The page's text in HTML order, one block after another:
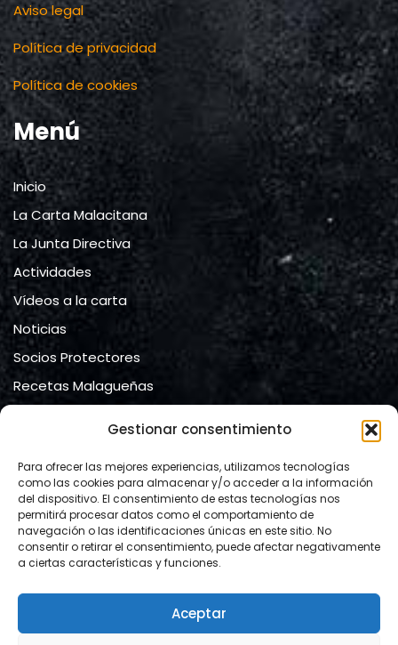
Gestionar consentimiento
Para ofrecer las mejores experiencias, utilizamos tecnologías
como las cookies para almacenar y/o acceder a la información
del dispositivo. El consentimiento de estas tecnologías nos
permitirá procesar datos como el comportamiento de
navegación o las identificaciones únicas en este sitio. No
consentir o retirar el consentimiento, puede afectar negativamente
a ciertas características y funciones.
Aceptar
Aviso legal
Política de privacidad
Política de cookies
Menú
Inicio
La Carta Malacitana
La Junta Directiva
Actividades
Vídeos a la carta
Noticias
Socios Protectores
Recetas Malagueñas
Contacto
Ateneo de Málaga
calle Compañía, nº 2.
29008 Málaga
Mail:
info@lacartamalacitana.org
Website: https://www.lacartamalacitana.org/